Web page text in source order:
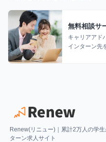
無料相談サ
キャリアアド
インターン先
Renew(リニュー)｜累計2万人の学
ターン求人サイト